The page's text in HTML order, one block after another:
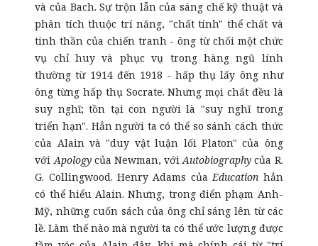
và của Bach. Sự trộn lẫn của sáng chế kỹ thuật và
phân tích thuộc trí năng, "chất tính" thể chất và
tinh thần của chiến tranh - ông từ chối một chức
vụ chỉ huy và phục vụ trong hàng ngũ lính
thường từ 1914 đến 1918 - hấp thụ lấy ông như
ông từng hấp thụ Socrate. Nhưng mọi chất đều là
suy nghĩ; tồn tại con người là "suy nghĩ trong
triển hạn". Hẳn người ta có thể so sánh cách thức
của Alain và "duy vật luận lối Platon" của ông
vớiApologycủa Newman, vớiAutobiography của R.
G. Collingwood. Henry Adams củaEducation hẳn
có thể hiểu Alain. Nhưng, trong điển phạm Anh-
Mỹ, những cuốn sách của ông chỉ sáng lên từ các
lề. Làm thế nào mà người ta có thể ước lượng được